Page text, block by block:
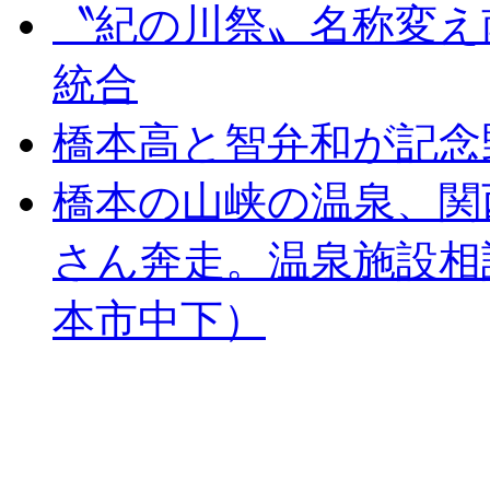
〝紀の川祭〟名称変
統合
橋本高と智弁和が記
橋本の山峡の温泉、
さん奔走。温泉施設
本市中下）